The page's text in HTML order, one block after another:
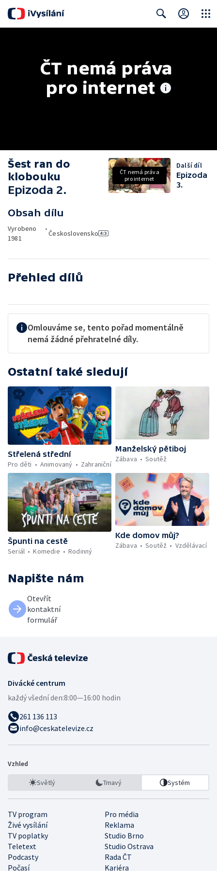
ČT nemá práva
pro internet
Šest ran do
klobouku
Epizoda 2.
Obsah dílu
Vyrobeno
1981
•
Československo
ČT nemá práva
pro internet
Další díl
Epizoda
3.
Přehled dílů
Omlouváme se, tento pořad momentálně
nemá žádné přehratelné díly.
Ostatní také sledují
Střelená střední
Pro děti
Animovaný Zahraniční
Manželský pětiboj
Zábava
Soutěž
Špunti na cestě
Seriál
Komedie Rodinný
Kde domov můj?
Zábava
Soutěž Vzdělávací
Napište nám
Otevřít
kontaktní
formulář
Divácké centrum
každý všední den:8:00—16:00 hodin
261 136 113
info@ceskatelevize.cz
Vzhled
Světlý Tmavý Systém
TV program
Pro média
Živé vysílání
Reklama
TV poplatky
Studio Brno
Teletext
Studio Ostrava
Podcasty
Rada ČT
Počasí
Kariéra